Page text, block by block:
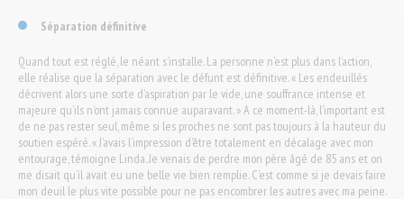
Séparation définitive
Quand tout est réglé, le néant s’installe. La personne n’est plus dans l’action,
elle réalise que la séparation avec le défunt est définitive. « Les endeuillés
décrivent alors une sorte d’aspiration par le vide, une souffrance intense et
majeure qu’ils n’ont jamais connue auparavant. » A ce moment-là, l’important est
de ne pas rester seul, même si les proches ne sont pas toujours à la hauteur du
soutien espéré. « J’avais l’impression d’être totalement en décalage avec mon
entourage, témoigne Linda. Je venais de perdre mon père âgé de 85 ans et on
me disait qu’il avait eu une belle vie bien remplie. C’est comme si je devais faire
mon deuil le plus vite possible pour ne pas encombrer les autres avec ma peine.